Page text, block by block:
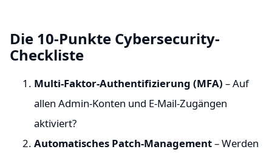
Die 10-Punkte Cybersecurity-
Checkliste
Multi-Faktor-Authentifizierung (MFA) – Auf
allen Admin-Konten und E-Mail-Zugängen
aktiviert?
Automatisches Patch-Management– Werden